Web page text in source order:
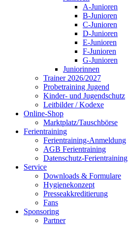
A-Junioren
B-Junioren
C-Junioren
D-Junioren
E-Junioren
F-Junioren
G-Junioren
Juniorinnen
Trainer 2026/2027
Probetraining Jugend
Kinder- und Jugendschutz
Leitbilder / Kodexe
Online-Shop
Marktplatz/Tauschbörse
Ferientraining
Ferientraining-Anmeldung
AGB Ferientraining
Datenschutz-Ferientraining
Service
Downloads & Formulare
Hygienekonzept
Presseakkreditierung
Fans
Sponsoring
Partner